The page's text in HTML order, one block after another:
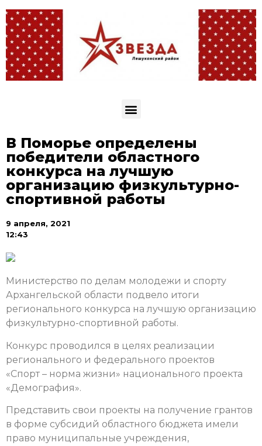
В Поморье определены
победители областного
конкурса на лучшую
организацию физкультурно-
спортивной работы
9 апреля, 2021
12:43
Министерство по делам молодежи и спорту
Архангельской области подвело итоги
регионального конкурса на лучшую организацию
физкультурно-спортивной работы.
Конкурс проводился в целях реализации
регионального и федерального проектов
«Спорт – норма жизни» национального проекта
«Демография».
Представить свои проекты на получение грантов
в форме субсидий областного бюджета имели
право муниципальные учреждения,